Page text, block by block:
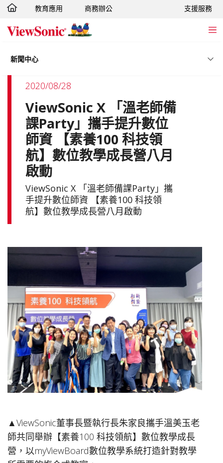
轉跳至主要內容
教育應用 商務辦公 支援服務
新聞中心
2020/08/28
ViewSonic X 「溫老師備
課Party」攜手提升數位
師資 【素養100 科技領
航】數位教學成長營八月
啟動
ViewSonic X 「溫老師備課Party」攜
手提升數位師資 【素養100 科技領
航】數位教學成長營八月啟動
▲ViewSonic董事長暨執行長朱家良攜手溫美玉老
師共同舉辦【素養100 科技領航】數位教學成長
營，以myViewBoard數位教學系統打造針對教學